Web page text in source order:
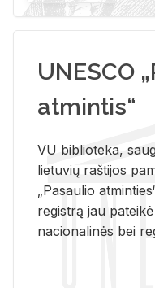
UNESCO
atmintis“
VU biblioteka,
lietuvių raštijos
„Pasaulio
registrą jau
nacionalinės bei